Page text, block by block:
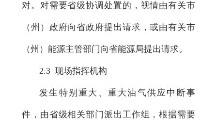
对。对需要省级协调处置的，视情由有关市
（州）政府向省政府提出请求，或由有关市
（州）能源主管部门向省能源局提出请求。
2.3 现场指挥机构
发生特别重大、重大油气供应中断事
件，由省级相关部门派出工作组，根据需要